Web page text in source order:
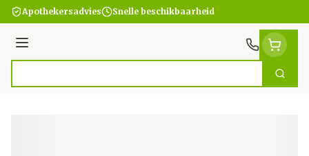
Ga naar de inhoud
Apothekersadvies Snelle beschikbaarheid
Menu
Zoek